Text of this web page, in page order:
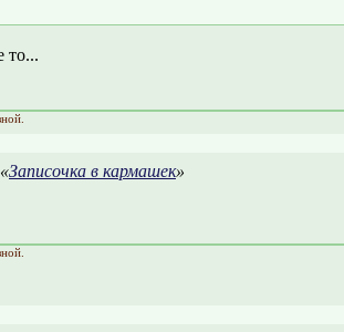
то...
, «Записочка в кармашек»